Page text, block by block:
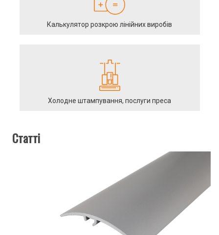
Калькулятор розкрою лінійних виробів
Холодне штампування, послуги преса
Статті